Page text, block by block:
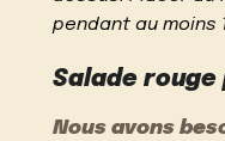
pendant au moins
Salade
Nous avons